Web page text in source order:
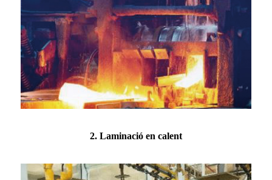
2. Laminació en calent